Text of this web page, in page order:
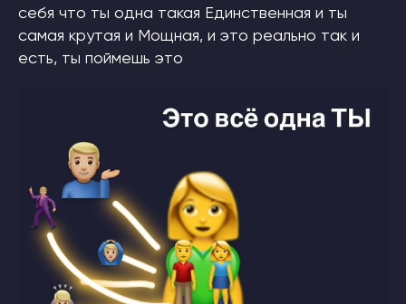
себя что ты одна такая Единственная и ты
самая крутая и Мощная, и это реально так и
есть, ты поймешь это